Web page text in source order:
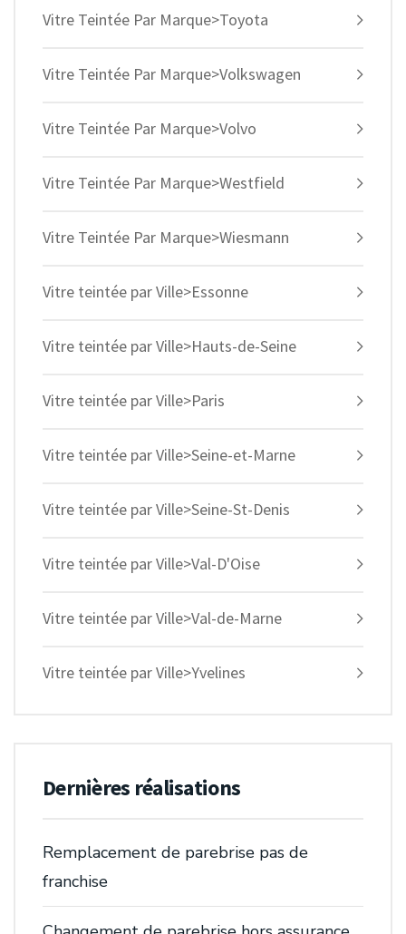
Vitre Teintée Par Marque>Toyota
Vitre Teintée Par Marque>Volkswagen
Vitre Teintée Par Marque>Volvo
Vitre Teintée Par Marque>Westfield
Vitre Teintée Par Marque>Wiesmann
Vitre teintée par Ville>Essonne
Vitre teintée par Ville>Hauts-de-Seine
Vitre teintée par Ville>Paris
Vitre teintée par Ville>Seine-et-Marne
Vitre teintée par Ville>Seine-St-Denis
Vitre teintée par Ville>Val-D'Oise
Vitre teintée par Ville>Val-de-Marne
Vitre teintée par Ville>Yvelines
Dernières réalisations
Remplacement de parebrise pas de
franchise